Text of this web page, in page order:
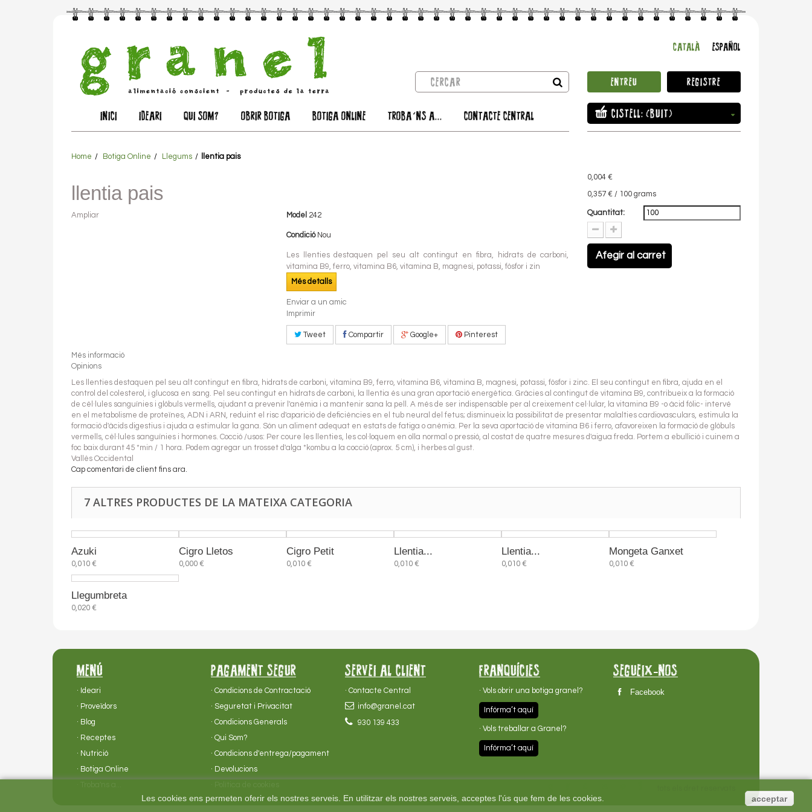
CATALÀ ESPAÑOL
ENTREU REGISTRE
CISTELL: (BUIT)
INICI IDEARI QUI SOM? OBRIR BOTIGA BOTIGA ONLINE TROBA'NS A... CONTACTE CENTRAL
Home Botiga Online Llegums llentia pais
llentia pais
Ampliar Model 242
Condició Nou
Les llenties destaquen pel seu alt contingut en fibra, hidrats de carboni,
vitamina B9, ferro, vitamina B6, vitamina B, magnesi, potassi, fòsfor i zin
Més detalls
Enviar a un amic
Imprimir
Tweet Compartir Google+ Pinterest
0,004 €
0,357 €/ 100 grams
Quantitat:
Afegir al carret
Més informació
Opinions
Les llenties destaquen pel seu alt contingut en fibra, hidrats de carboni, vitamina B9, ferro, vitamina B6, vitamina B, magnesi, potassi, fòsfor i zinc. El seu contingut en fibra, ajuda en el
control del colesterol, i glucosa en sang. Pel seu contingut en hidrats de carboni, la llentia és una gran aportació energètica. Gràcies al contingut de vitamina B9, contribueix a la formació
de cèl·lules sanguínies i glòbuls vermells, ajudant a prevenir l'anèmia i a mantenir sana la pell. A més de ser indispensable per al creixement cel·lular, la vitamina B9 -o àcid fòlic- intervé
en el metabolisme de proteïnes, ADN i ARN, reduint el risc d'aparició de deficiències en el tub neural del fetus; disminueix la possibilitat de presentar malalties cardiovasculars, estimula la
formació d'àcids digestius i ajuda a estimular la gana. Són un aliment adequat en estats de fatiga o anèmia. Per la seva aportació de vitamina B6 i ferro, afavoreixen la formació de glòbuls
vermells, cèl·lules sanguínies i hormones. Cocció /usos: Per coure les llenties, les col·loquem en olla normal o pressió, al costat de quatre mesures d'aigua freda. Portem a ebullició i cuinem a
foc baix durant 45 *min / 1 hora. Podem agregar un trosset d'alga *kombu a la cocció (aprox. 5 cm), i herbes al gust.
Vallès Occidental
Cap comentari de client fins ara.
7 ALTRES PRODUCTES DE LA MATEIXA CATEGORIA
Azuki
0,010 €
Cigro Lletos
0,000 €
Cigro Petit
0,010 €
Llentia...
0,010 €
Llentia...
0,010 €
Mongeta Ganxet
0,010 €
Llegumbreta
0,020 €
Les cookies ens permeten oferir els nostres serveis. En utilitzar els nostres serveis, acceptes l'ús que fem de les cookies. acceptar
MENÚ
· Ideari
· Proveïdors
· Blog
· Receptes
· Nutrició
· Botiga Online
PAGAMENT SEGUR
· Condicions de Contractació
· Seguretat i Privacitat
· Condicions Generals
· Qui Som?
· Condicions d'entrega/pagament
· Devolucions
SERVEI AL CLIENT
· Contacte Central
info@granel.cat
930 139 433
FRANQUÍCIES
· Vols obrir una botiga granel?
Infórma’t aquí
· Vols treballar a Granel?
Infórma’t aquí
SEGUEIX-NOS
Facebook
granel